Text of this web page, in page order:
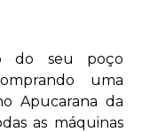
do seu poço
uma
Apucarana da
as máquinas